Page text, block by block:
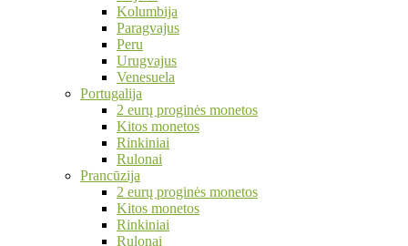
Kolumbija
Paragvajus
Peru
Urugvajus
Venesuela
Portugalija
2 eurų proginės monetos
Kitos monetos
Rinkiniai
Rulonai
Prancūzija
2 eurų proginės monetos
Kitos monetos
Rinkiniai
Rulonai